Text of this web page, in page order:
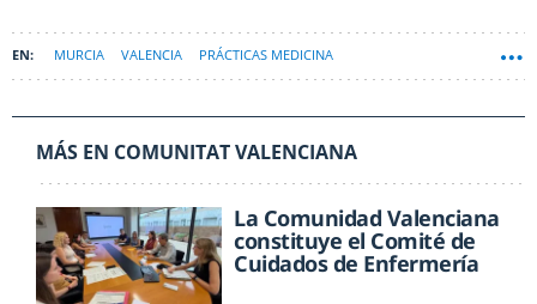
MURCIA VALENCIA PRÁCTICAS MEDICINA
MÁS EN COMUNITAT VALENCIANA
La Comunidad Valenciana
constituye el Comité de
Cuidados de Enfermería